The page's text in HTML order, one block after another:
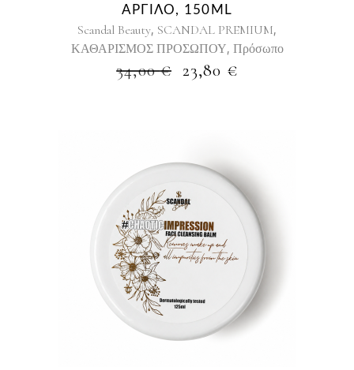
ΑΡΓΙΛΟ, 150ML
Scandal Beauty, SCANDAL PREMIUM,
ΚΑΘΑΡΙΣΜΟΣ ΠΡΟΣΩΠΟΥ, Πρόσωπο
34,00€ ORIGINAL
PRICE
23,80 €Η